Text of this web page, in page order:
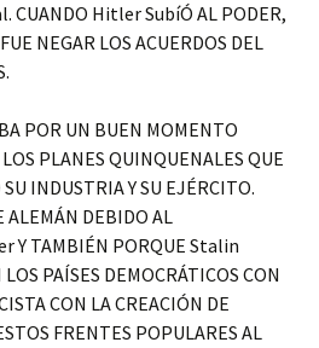
CUANDO Hitler SubíÓ AL PODER,
NEGAR LOS ACUERDOS DEL
POR UN BUEN MOMENTO
PLANES QUINQUENALES QUE
INDUSTRIA Y SU EJÉRCITO.
ALEMÁN DEBIDO AL
Y TAMBIÉN PORQUE Stalin
PAÍSES DEMOCRÁTICOS CON
CON LA CREACIÓN DE
FRENTES POPULARES AL